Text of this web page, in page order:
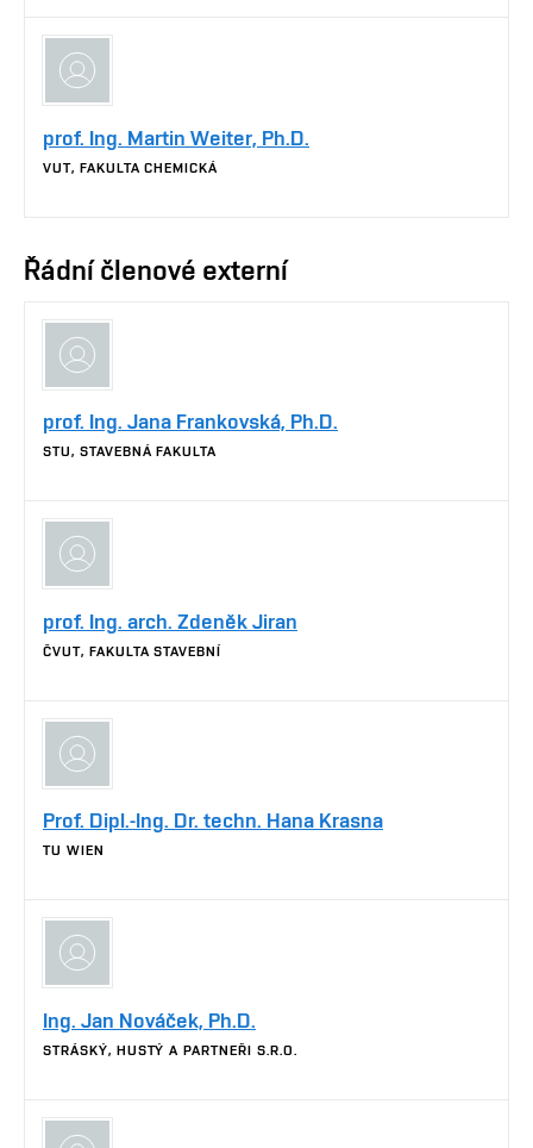
prof. Ing. Martin Weiter, Ph.D.
VUT, FAKULTA CHEMICKÁ
Řádní členové externí
prof. Ing. Jana Frankovská, Ph.D.
STU, STAVEBNÁ FAKULTA
prof. Ing. arch. Zdeněk Jiran
ČVUT, FAKULTA STAVEBNÍ
Prof. Dipl.-Ing. Dr. techn. Hana Krasna
TU WIEN
Ing. Jan Nováček, Ph.D.
STRÁSKÝ, HUSTÝ A PARTNEŘI S.R.O.